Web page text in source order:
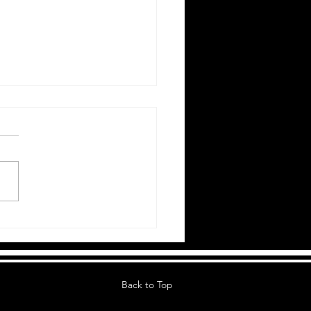
Back to Top